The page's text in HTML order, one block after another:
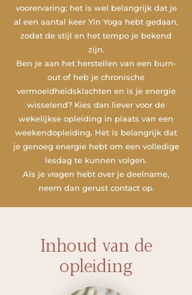
voorervaring; het is wel belangrijk dat je
al een aantal keer Yin Yoga hebt gedaan,
zodat de stijl en het tempo je bekend
zijn.
Ben je aan het herstellen van een burn-
out of heb je chronische
vermoeidheidsklachten en is je energie
wisselend? Kies dan liever voor de
wekelijkse opleiding in plaats van een
weekendopleiding. Het is belangrijk dat
je genoeg energie hebt om een volledige
lesdag te kunnen volgen.
Als je vragen hebt over je deelname,
neem dan gerust contact op.
Inhoud van de
opleiding